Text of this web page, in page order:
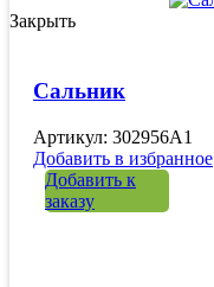
Закрыть
Сальник
Артикул: 302956A1
Добавить в избранное
Добавить к
заказу